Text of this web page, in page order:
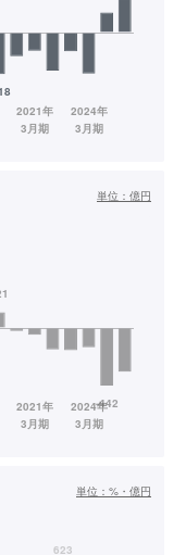
単位： 億円
単位： %・億円